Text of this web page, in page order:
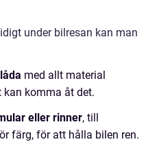
under bilresan kan man
med allt material
komma åt det.
eller rinner, till
färg, för att hålla bilen ren.